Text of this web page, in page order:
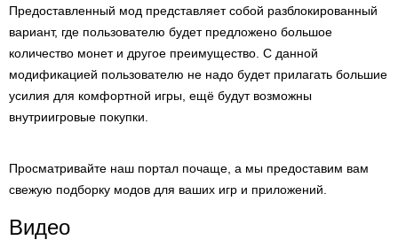
Предоставленный мод представляет собой разблокированный
вариант, где пользователю будет предложено большое
количество монет и другое преимущество. С данной
модификацией пользователю не надо будет прилагать большие
усилия для комфортной игры, ещё будут возможны
внутриигровые покупки.
Просматривайте наш портал почаще, а мы предоставим вам
свежую подборку модов для ваших игр и приложений.
Видео